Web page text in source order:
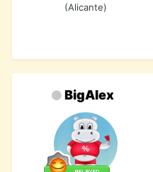
(Aliсante)
BigAlex